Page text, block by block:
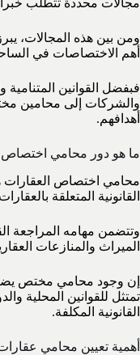
مجالات محددة تتطلب
ومن بين هذه المجالات،
أهم الاختصاصات في
فبفضل القوانين المتنامية
والشركات إلى محامين
أهدافهم.
ما هو دور محامي اختصاص
محامي اختصاص العقارات
القانونية المتعلقة
وتتضمن مهامه المراجعة
الميراث والمنازعات
إن وجود محامي مختص
تمتثل للقوانين المحلية
القانونية المكلفة.
أهمية تعيين محامي